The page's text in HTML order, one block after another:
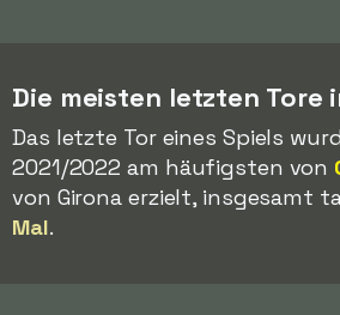
Die meisten letzten Tore
Das letzte Tor eines Spiels
2021/2022 am häufigsten von
von Girona erzielt, insgesamt
Mal.